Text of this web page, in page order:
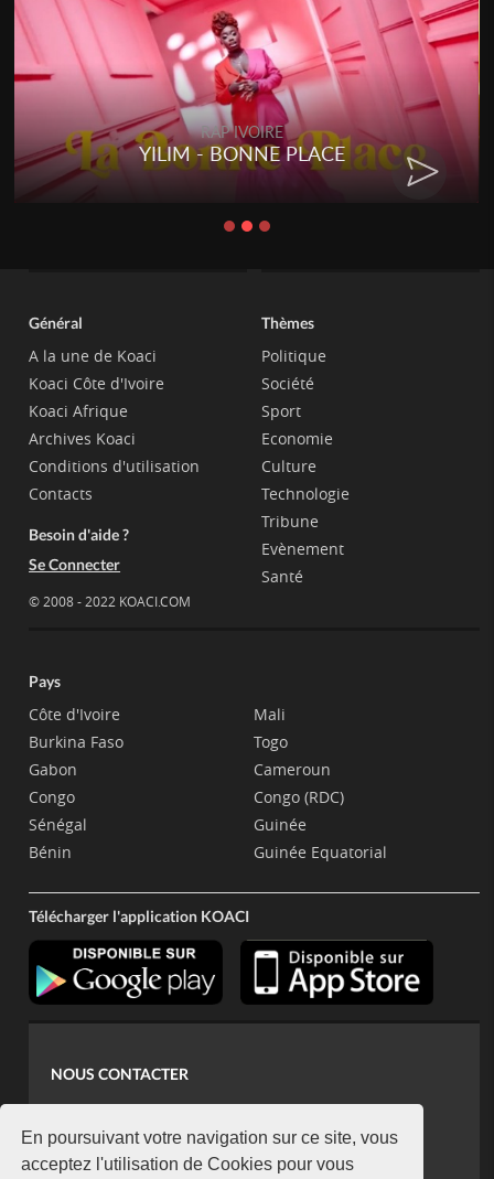
En poursuivant votre navigation sur ce site, vous
acceptez l'utilisation de Cookies pour vous
RAP IVOIRE
YILIM - BONNE PLACE
Général
A la une de Koaci
Koaci Côte d'Ivoire
Koaci Afrique
Archives Koaci
Conditions d'utilisation
Contacts
Besoin d'aide ?
Se Connecter
© 2008 - 2022 KOACI.COM
Thèmes
Politique
Société
Sport
Economie
Culture
Technologie
Tribune
Evènement
Santé
Pays
Côte d'Ivoire
Burkina Faso
Gabon
Congo
Sénégal
Bénin
Mali
Togo
Cameroun
Congo (RDC)
Guinée
Guinée Equatorial
Télécharger l'application KOACI
NOUS CONTACTER
koaci@yahoo.fr
+225 07 08 85 52 93